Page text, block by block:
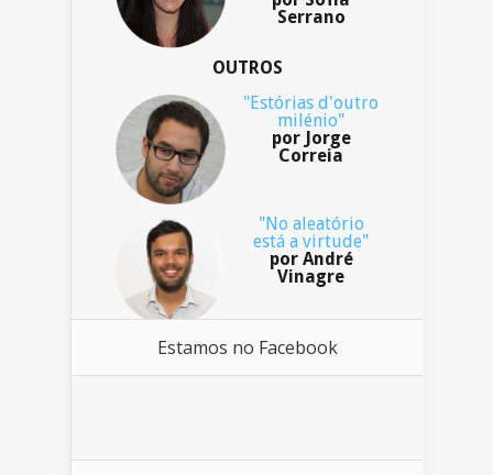
Serrano
OUTROS
"Estórias d'outro
milénio"
por Jorge
Correia
"No aleatório
está a virtude"
por André
Vinagre
Estamos no Facebook